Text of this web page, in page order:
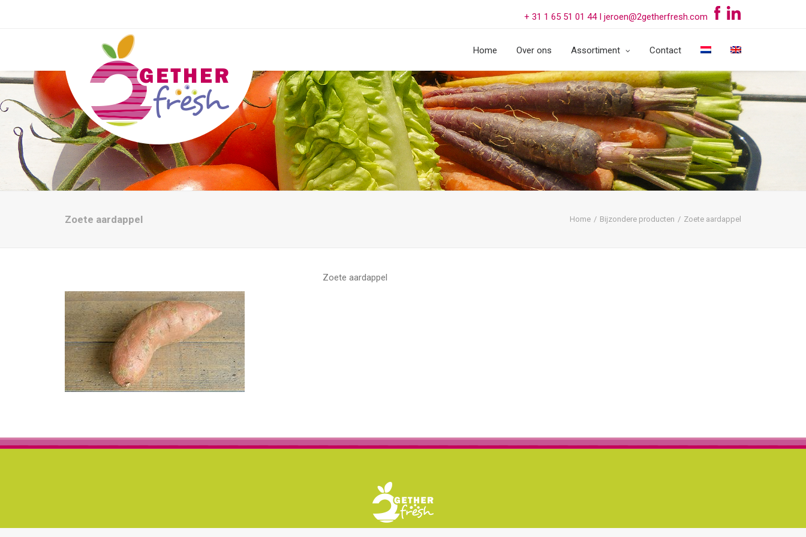
+ 31 1 65 51 01 44 I jeroen@2getherfresh.com
Home Over ons Assortiment Contact
Zoete aardappel Home Bijzondere producten Zoete aardappel
Zoete aardappel